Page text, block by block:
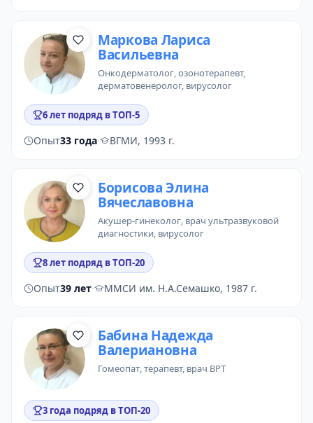
Маркова Лариса
Васильевна
онкодерматолог,озонотерапевт,
дерматовенеролог, вирусолог
6 лет подряд в ТОП-5
Опыт33 года· ВГМИ, 1993 г.
Борисова Элина
Вячеславовна
акушер-гинеколог, врач ультразвуковой
диагностики, вирусолог
8 лет подряд в ТОП-20
Опыт39 лет· ММСИ им. Н.А.Семашко, 1987 г.
Бабина Надежда
Валериановна
гомеопат,терапевт, врач ВРТ
3 года подряд в ТОП-20